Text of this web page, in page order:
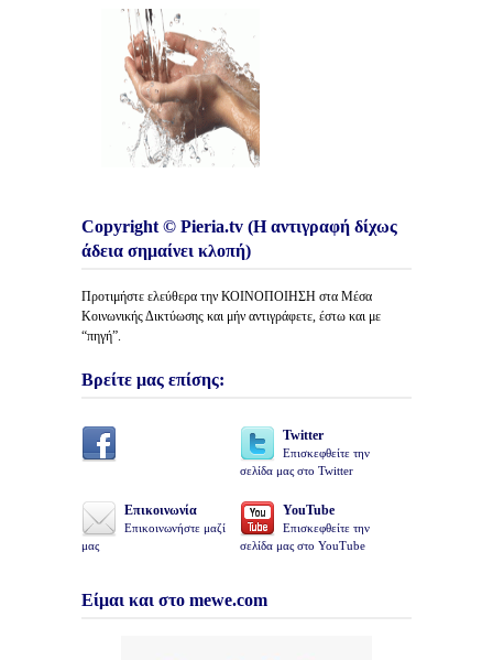
Copyright © Pieria.tv (Η αντιγραφή δίχως
άδεια σημαίνει κλοπή)
Προτιμήστε ελεύθερα την ΚΟΙΝΟΠΟΙΗΣΗ στα Μέσα
Κοινωνικής Δικτύωσης και μήν αντιγράφετε, έστω και με
“πηγή”.
Βρείτε μας επίσης:
Twitter
Επισκεφθείτε την
σελίδα μας στο Twitter
Επικοινωνία
Επικοινωνήστε μαζί
μας
YouTube
Επισκεφθείτε την
σελίδα μας στο YouTube
Είμαι και στο mewe.com